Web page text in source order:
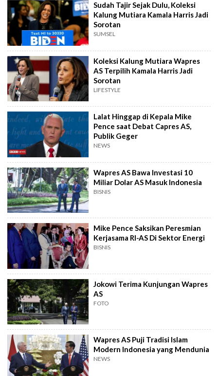
Sudah Tajir Sejak Dulu, Koleksi
Kalung Mutiara Kamala Harris Jadi
Sorotan
SUMSEL
Koleksi Kalung Mutiara Wapres
AS Terpilih Kamala Harris Jadi
Sorotan
LIFESTYLE
Lalat Hinggap di Kepala Mike
Pence saat Debat Capres AS,
Publik Geger
NEWS
Wapres AS Bawa Investasi 10
Miliar Dolar AS Masuk Indonesia
BISNIS
Mike Pence Saksikan Peresmian
Kerjasama RI-AS Di Sektor Energi
BISNIS
Jokowi Terima Kunjungan Wapres
AS
FOTO
Wapres AS Puji Tradisi Islam
Modern Indonesia yang Mendunia
NEWS